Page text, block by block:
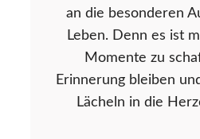
an die besonderen
Leben. Denn es ist
Momente zu
Erinnerung bleiben
Lächeln in die